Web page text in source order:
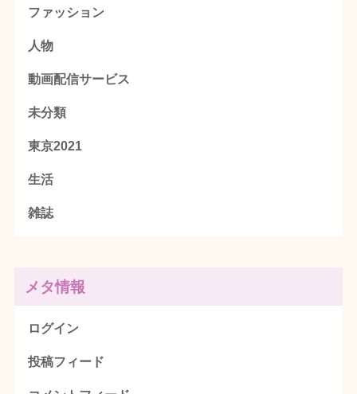
ファッション
人物
動画配信サービス
未分類
東京2021
生活
雑誌
メタ情報
ログイン
投稿フィード